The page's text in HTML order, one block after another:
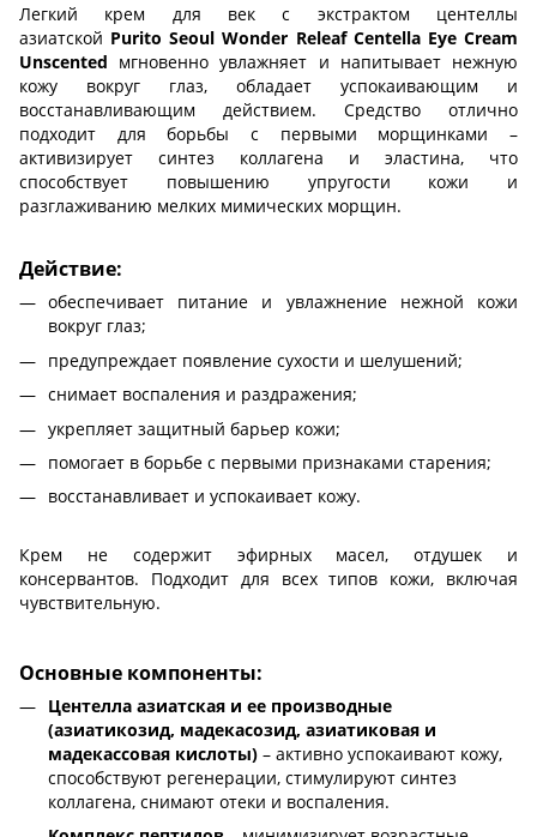
Легкий крем для век с экстрактом центеллы
азиатской Purito Seoul Wonder Releaf Centella Eye Cream
Unscented мгновенно увлажняет и напитывает нежную
кожу вокруг глаз, обладает успокаивающим и
восстанавливающим действием. Средство отлично
подходит для борьбы с первыми морщинками –
активизирует синтез коллагена и эластина, что
способствует повышению упругости кожи и
разглаживанию мелких мимических морщин.
Действие:
обеспечивает питание и увлажнение нежной кожи
вокруг глаз;
предупреждает появление сухости и шелушений;
снимает воспаления и раздражения;
укрепляет защитный барьер кожи;
помогает в борьбе с первыми признаками старения;
восстанавливает и успокаивает кожу.
Крем не содержит эфирных масел, отдушек и
консервантов. Подходит для всех типов кожи, включая
чувствительную.
Основные компоненты:
Центелла азиатская и ее производные
(азиатикозид, мадекасозид, азиатиковая и
мадекассовая кислоты) – активно успокаивают кожу,
способствуют регенерации, стимулируют синтез
коллагена, снимают отеки и воспаления.